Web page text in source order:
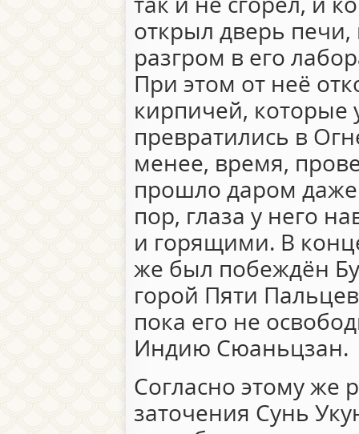
открыл дверь печи,
разгром в его
При этом от неё
кирпичей, которые
превратились в
менее, время,
прошло даром
пор, глаза у него
и горящими. В
же был побеждён
горой Пяти
пока его не
Индию Сюаньцзан.
Согласно этому же
заточения Сунь